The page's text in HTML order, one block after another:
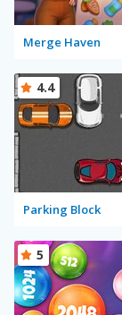
Merge Haven
Parking Block
4.4
5